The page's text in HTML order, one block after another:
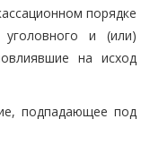
порядке
и (или)
на исход
подпадающее под